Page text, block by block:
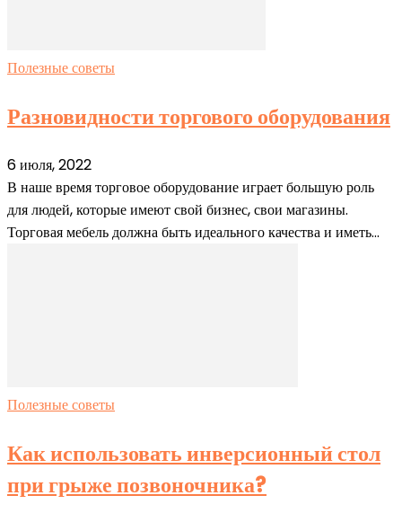
Полезные советы
Разновидности торгового оборудования
6 июля, 2022
В наше время торговое оборудование играет большую роль
для людей, которые имеют свой бизнес, свои магазины.
Торговая мебель должна быть идеального качества и иметь...
Полезные советы
Как использовать инверсионный стол
при грыже позвоночника?